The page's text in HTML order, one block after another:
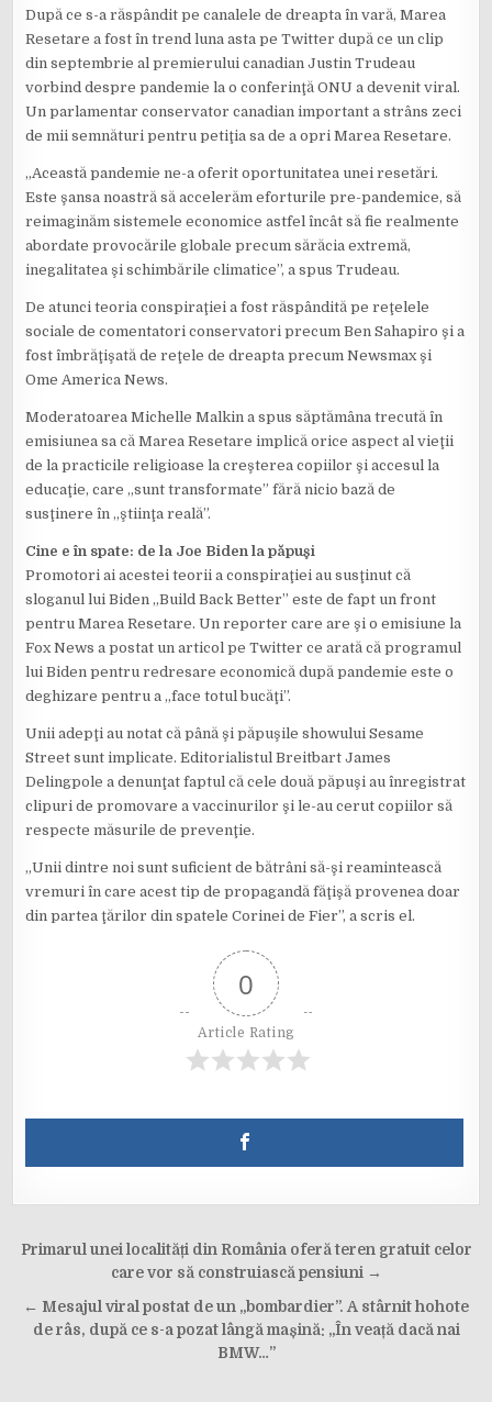
După ce s-a răspândit pe canalele de dreapta în vară, Marea
Resetare a fost în trend luna asta pe Twitter după ce un clip
din septembrie al premierului canadian Justin Trudeau
vorbind despre pandemie la o conferinţă ONU a devenit viral.
Un parlamentar conservator canadian important a strâns zeci
de mii semnături pentru petiţia sa de a opri Marea Resetare.
„Această pandemie ne-a oferit oportunitatea unei resetări.
Este şansa noastră să accelerăm eforturile pre-pandemice, să
reimaginăm sistemele economice astfel încât să fie realmente
abordate provocările globale precum sărăcia extremă,
inegalitatea şi schimbările climatice”, a spus Trudeau.
De atunci teoria conspiraţiei a fost răspândită pe reţelele
sociale de comentatori conservatori precum Ben Sahapiro şi a
fost îmbrăţişată de reţele de dreapta precum Newsmax şi
Ome America News.
Moderatoarea Michelle Malkin a spus săptămâna trecută în
emisiunea sa că Marea Resetare implică orice aspect al vieţii
de la practicile religioase la creşterea copiilor şi accesul la
educaţie, care „sunt transformate” fără nicio bază de
susţinere în „ştiinţa reală”.
Cine e în spate: de la Joe Biden la păpuşi
Promotori ai acestei teorii a conspiraţiei au susţinut că
sloganul lui Biden „Build Back Better” este de fapt un front
pentru Marea Resetare. Un reporter care are şi o emisiune la
Fox News a postat un articol pe Twitter ce arată că programul
lui Biden pentru redresare economică după pandemie este o
deghizare pentru a „face totul bucăţi”.
Unii adepţi au notat că până şi păpuşile showului Sesame
Street sunt implicate. Editorialistul Breitbart James
Delingpole a denunţat faptul că cele două păpuşi au înregistrat
clipuri de promovare a vaccinurilor şi le-au cerut copiilor să
respecte măsurile de prevenţie.
„Unii dintre noi sunt suficient de bătrâni să-şi reamintească
vremuri în care acest tip de propagandă făţişă provenea doar
din partea ţărilor din spatele Corinei de Fier”, a scris el.
0
Article Rating
Post
navigation
Primarul unei localități din România oferă teren gratuit celor
care vor să construiască pensiuni →
← Mesajul viral postat de un „bombardier”. A stârnit hohote
de râs, după ce s-a pozat lângă mașină: „În veață dacă nai
BMW…”